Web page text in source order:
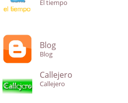
El tiempo
Blog
Blog
Callejero
Callejero